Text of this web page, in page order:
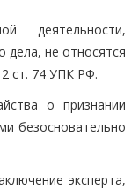
деятельности,
дела, не относятся
ст. 74 УПК РФ.
о признании
безосновательно
эксперта,